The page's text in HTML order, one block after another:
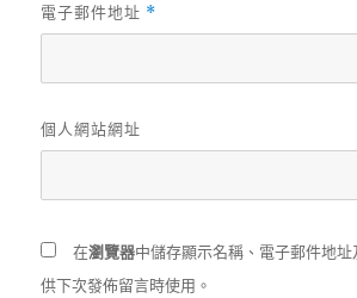
電子郵件地址 *
個人網站網址
在瀏覽器中儲存顯示名稱、電子郵件地
供下次發佈留言時使用。